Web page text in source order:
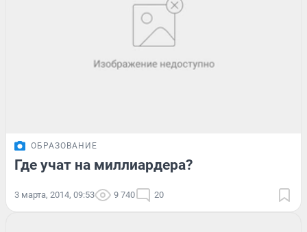
ОБРАЗОВАНИЕ
Где учат на миллиардера?
3 марта, 2014, 09:53 9 740 20